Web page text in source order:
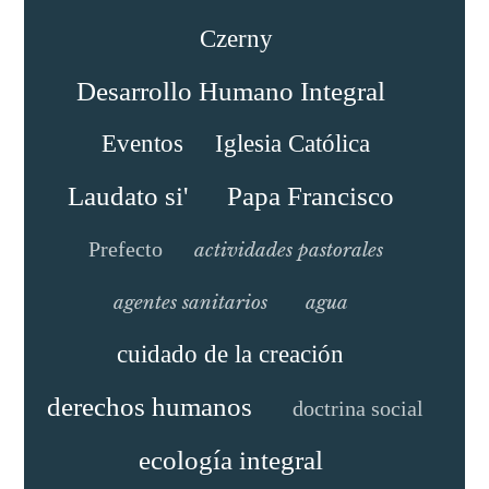
Czerny
Desarrollo Humano Integral
Eventos Iglesia Católica
Laudato si' Papa Francisco
Prefecto actividades pastorales
agentes sanitarios agua
cuidado de la creación
derechos humanos doctrina social
ecología integral